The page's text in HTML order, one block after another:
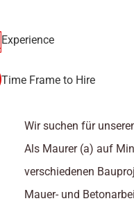
Experience
Time Frame to Hire
Wir suchen für
Als Maurer (a) auf
verschiedenen
Mauer- und